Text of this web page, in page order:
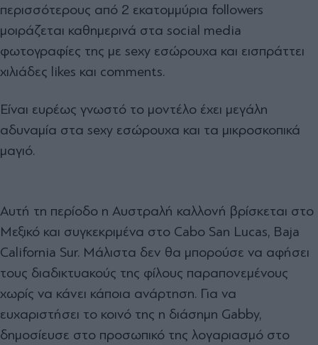
περισσότερους από 2 εκατομμύρια followers
μοιράζεται καθημερινά στα social media
φωτογραφίες της με sexy εσώρουχα και εισπράττει
χιλιάδες likes και comments.
Είναι ευρέως γνωστό το μοντέλο έχει μεγάλη
αδυναμία στα sexy εσώρουχα και τα μικροσκοπικά
μαγιό.
Αυτή τη περίοδο η Αυστραλή καλλονή βρίσκεται στο
Μεξικό και συγκεκριμένα στο Cabo San Lucas, Baja
California Sur. Μάλιστα δεν θα μπορούσε να αφήσει
τους διαδικτυακούς της φίλους παραπονεμένους
χωρίς να κάνει κάποια ανάρτηση. Για να
ευχαριστήσει το κοινό της η διάσημη Gabby,
δημοσίευσε στο προσωπικό της λογαριασμό στο